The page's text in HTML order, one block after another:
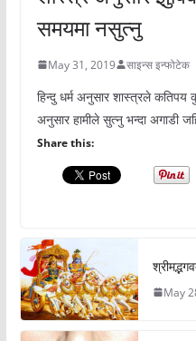
समयमा नसुत्नु
May 31, 2019 साइन्स इन्फोटेक
हिन्दु धर्म अनुसार शास्त्रले कतिपय
अनुसार हामीले सुत्नु भन्दा अगाडी
Share this:
May